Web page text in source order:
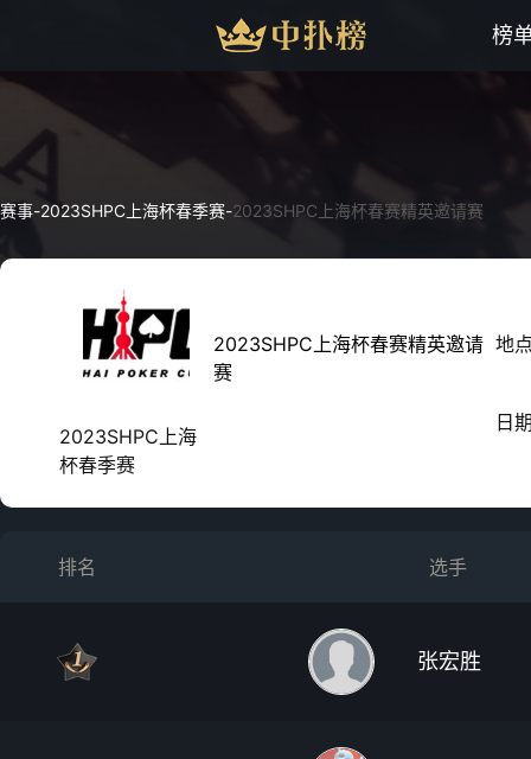
榜
赛事-2023SHPC上海杯春季赛-2023SHPC上海杯春赛精英邀请赛
2023SHPC上海
杯春季赛
2023SHPC上海杯春赛精英邀请
赛
地
日
排名 选手
张宏胜